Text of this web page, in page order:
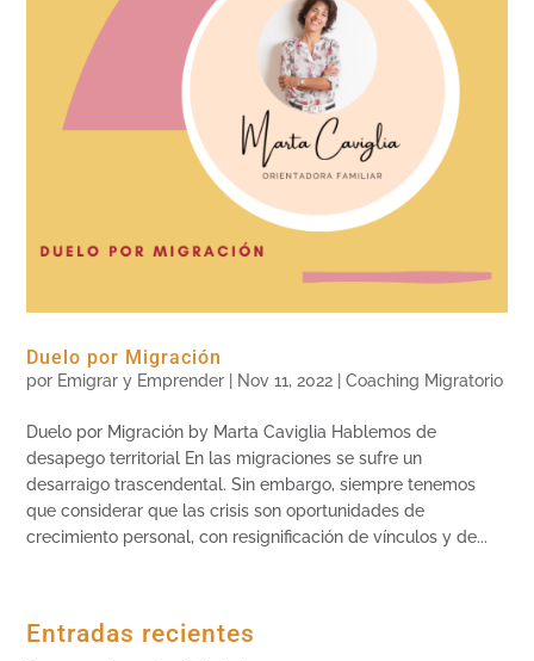
Duelo por Migración
por Emigrar y Emprender | Nov 11, 2022 |Coaching Migratorio
Duelo por Migración by Marta Caviglia Hablemos de
desapego territorial En las migraciones se sufre un
desarraigo trascendental. Sin embargo, siempre tenemos
que considerar que las crisis son oportunidades de
crecimiento personal, con resignificación de vínculos y de...
Entradas recientes